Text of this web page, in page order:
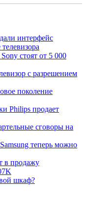
интерфейс
стоят от 5 000
с разрешением
поколение
Philips продает
сговоры на
теперь можно
в продажу
шкаф?